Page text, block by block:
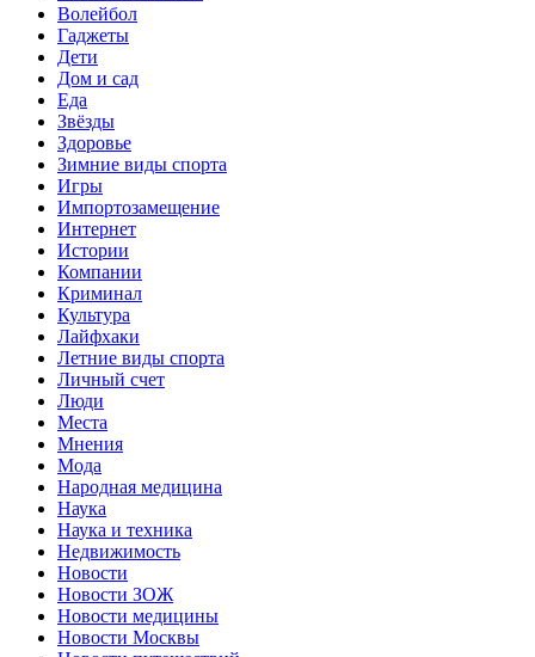
Волейбол
Гаджеты
Дети
Дом и сад
Еда
Звёзды
Здоровье
Зимние виды спорта
Игры
Импортозамещение
Интернет
Истории
Компании
Криминал
Культура
Лайфхаки
Летние виды спорта
Личный счет
Люди
Места
Мнения
Мода
Народная медицина
Наука
Наука и техника
Недвижимость
Новости
Новости ЗОЖ
Новости медицины
Новости Москвы